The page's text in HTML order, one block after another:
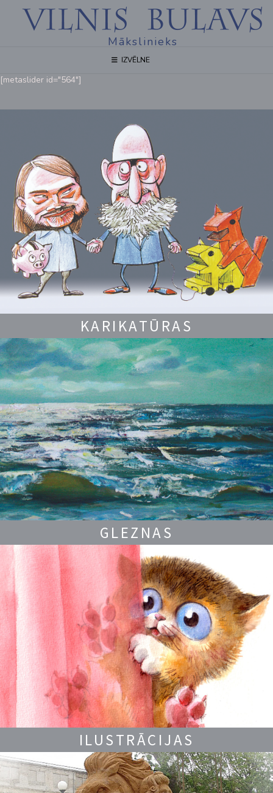
Mākslinieks
IZVĒLNE
[metaslider id="564"]
KARIKATŪRAS
GLEZNAS
ILUSTRĀCIJAS